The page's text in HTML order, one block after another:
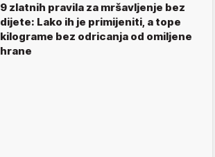
9 zlatnih pravila za mršavljenje bez
dijete: Lako ih je primijeniti, a tope
kilograme bez odricanja od omiljene
hrane